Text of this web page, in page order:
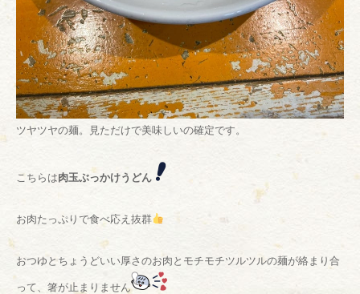
ツヤツヤの麺。見ただけで美味しいの確定です。
こちらは肉玉ぶっかけうどん
お肉たっぷりで食べ応え抜群
おつゆとちょうどいい厚さのお肉とモチモチツルツルの麺が絡まり合
って、箸が止まりません